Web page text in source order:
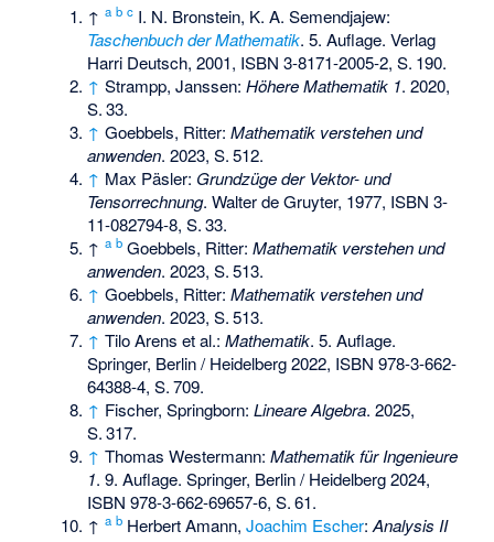
↑a b c I. N. Bronstein, K. A. Semendjajew:
Taschenbuch der Mathematik. 5. Auflage. Verlag
Harri Deutsch, 2001, ISBN 3-8171-2005-2,S. 190.
↑ Strampp, Janssen:Höhere Mathematik 1. 2020,
S.33.
↑ Goebbels, Ritter:Mathematik verstehen und
anwenden. 2023,S.512.
↑ Max Päsler: Grundzüge der Vektor- und
Tensorrechnung. Walter de Gruyter, 1977, ISBN 3-
11-082794-8,S.33.
↑a b Goebbels, Ritter:Mathematik verstehen und
anwenden. 2023,S.513.
↑ Goebbels, Ritter:Mathematik verstehen und
anwenden. 2023,S.513.
↑ Tilo Arens et al.:Mathematik. 5. Auflage.
Springer, Berlin / Heidelberg 2022, ISBN 978-3-662-
64388-4,S.709.
↑ Fischer, Springborn:Lineare Algebra. 2025,
S.317.
↑ Thomas Westermann:Mathematik für Ingenieure
1. 9. Auflage. Springer, Berlin / Heidelberg 2024,
ISBN 978-3-662-69657-6,S.61.
↑a b Herbert Amann,Joachim Escher:Analysis II